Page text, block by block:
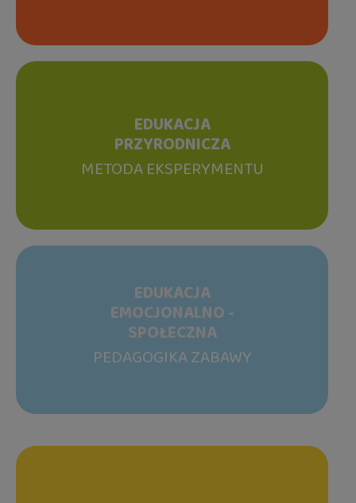
EDUKACJA
PRZYRODNICZA
METODA EKSPERYMENTU
EDUKACJA
EMOCJONALNO -
SPOŁECZNA
PEDAGOGIKA ZABAWY